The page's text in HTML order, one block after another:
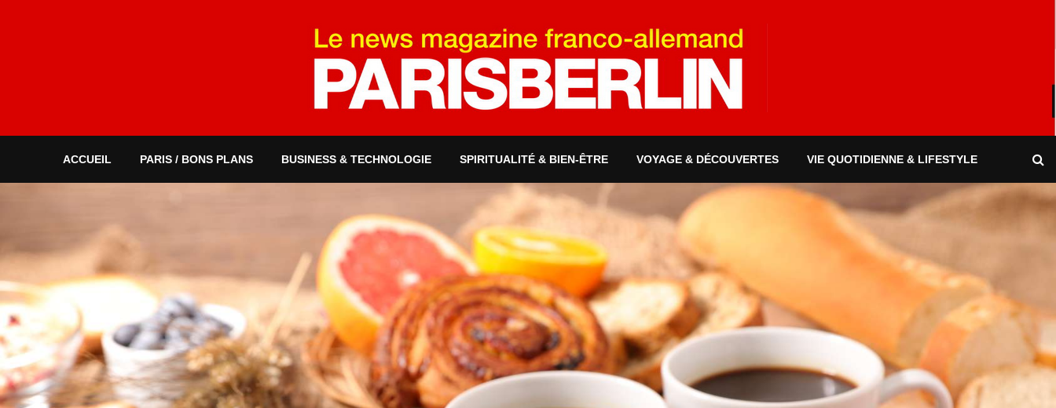
ACCUEIL PARIS / BONS PLANS BUSINESS & TECHNOLOGIE SPIRITUALITÉ & BIEN-ÊTRE VOYAGE & DÉCOUVERTES VIE QUOTIDIENNE & LIFESTYLE